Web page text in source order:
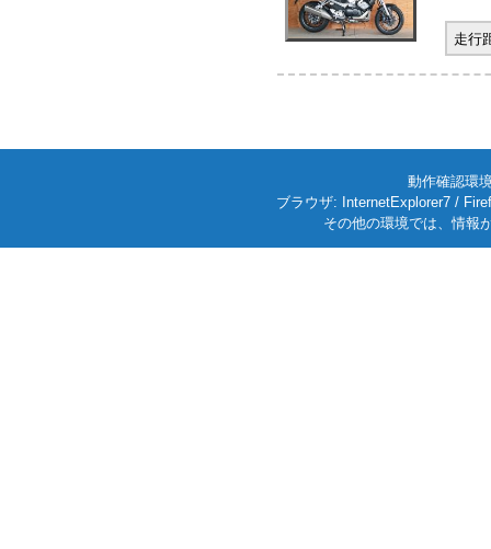
走行
動作確認環
ブラウザ: InternetExplorer7 /
その他の環境では、情報